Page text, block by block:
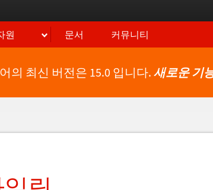
원 문서 커뮤니티
의 최신 버전은 15.0 입니다. 새로운 기